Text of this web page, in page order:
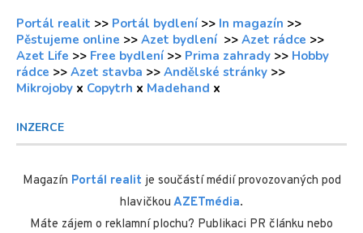
Portál realit >> Portál bydlení >> In magazín >>
Pěstujeme online >> Azet bydlení >> Azet rádce >>
Azet Life >> Free bydlení >> Prima zahrady >> Hobby
rádce >> Azet stavba >> Andělské stránky >>
Mikrojoby x Copytrh x Madehand x
INZERCE
Magazín Portál realit je součástí médií provozovaných pod
hlavičkou AZETmédia.
Máte zájem o reklamní plochu? Publikaci PR článku nebo